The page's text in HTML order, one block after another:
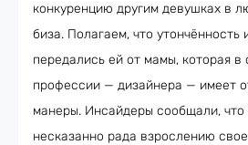
конкуренцию другим девушках в
биза. Полагаем, что утончённость
передались ей от мамы, которая в
профессии — дизайнера — имеет
манеры. Инсайдеры сообщали, что
несказанно рада взрослению